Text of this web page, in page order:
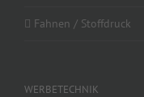
Fahnen / Stoffdruck
WERBETECHNIK